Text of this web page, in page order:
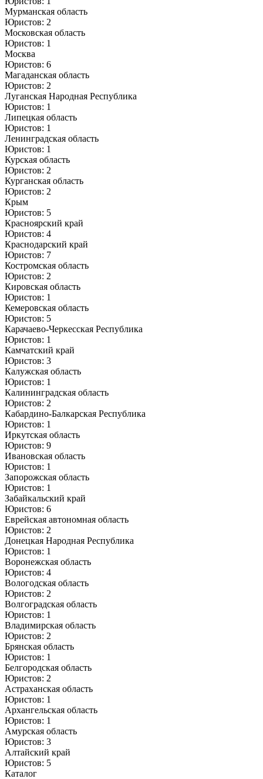
Мурманская область
Юристов: 2
Московская область
Юристов: 1
Москва
Юристов: 6
Магаданская область
Юристов: 2
Луганская Народная Республика
Юристов: 1
Липецкая область
Юристов: 1
Ленинградская область
Юристов: 1
Курская область
Юристов: 2
Курганская область
Юристов: 2
Крым
Юристов: 5
Красноярский край
Юристов: 4
Краснодарский край
Юристов: 7
Костромская область
Юристов: 2
Кировская область
Юристов: 1
Кемеровская область
Юристов: 5
Карачаево-Черкесская Республика
Юристов: 1
Камчатский край
Юристов: 3
Калужская область
Юристов: 1
Калининградская область
Юристов: 2
Кабардино-Балкарская Республика
Юристов: 1
Иркутская область
Юристов: 9
Ивановская область
Юристов: 1
Запорожская область
Юристов: 1
Забайкальский край
Юристов: 6
Еврейская автономная область
Юристов: 2
Донецкая Народная Республика
Юристов: 1
Воронежская область
Юристов: 4
Вологодская область
Юристов: 2
Волгоградская область
Юристов: 1
Владимирская область
Юристов: 2
Брянская область
Юристов: 1
Белгородская область
Юристов: 2
Астраханская область
Юристов: 1
Архангельская область
Юристов: 1
Амурская область
Юристов: 3
Алтайский край
Юристов: 5
Каталог